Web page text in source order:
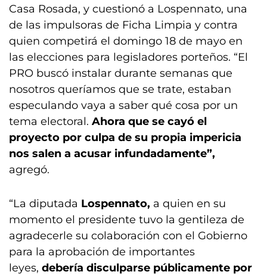
Casa Rosada, y cuestionó a Lospennato, una
de las impulsoras de Ficha Limpia y contra
quien competirá el domingo 18 de mayo en
las elecciones para legisladores porteños. “El
PRO buscó instalar durante semanas que
nosotros queríamos que se trate, estaban
especulando vaya a saber qué cosa por un
tema electoral. Ahora que se cayó el
proyecto por culpa de su propia impericia
nos salen a acusar infundadamente”,
agregó.
“La diputada Lospennato, a quien en su
momento el presidente tuvo la gentileza de
agradecerle su colaboración con el Gobierno
para la aprobación de importantes
leyes, debería disculparse públicamente por